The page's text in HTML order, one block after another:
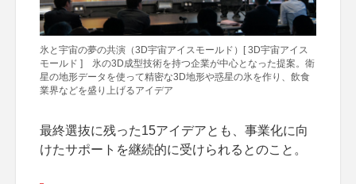
氷と宇宙の夢の共演（3D宇宙アイスモールド）[ 3D宇宙アイス
モールド ] 氷の3D成型技術を持つ企業が中心となった提案。衛
星の地形データを使って精密な3D地形や惑星の氷を作り、飲食
業界などを盛り上げるアイデア
最終選抜に残った15アイデアとも、事業化に向
けたサポートを継続的に受けられるとのこと。